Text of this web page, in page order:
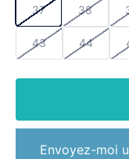
37 38
43 44
Envoyez-moi